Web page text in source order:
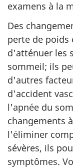
examens à la
Des
perte de poids
d'atténuer les
sommeil; ils
d'autres
d'accident
l'apnée du
changements
l'éliminer
sévères, ils
symptômes.